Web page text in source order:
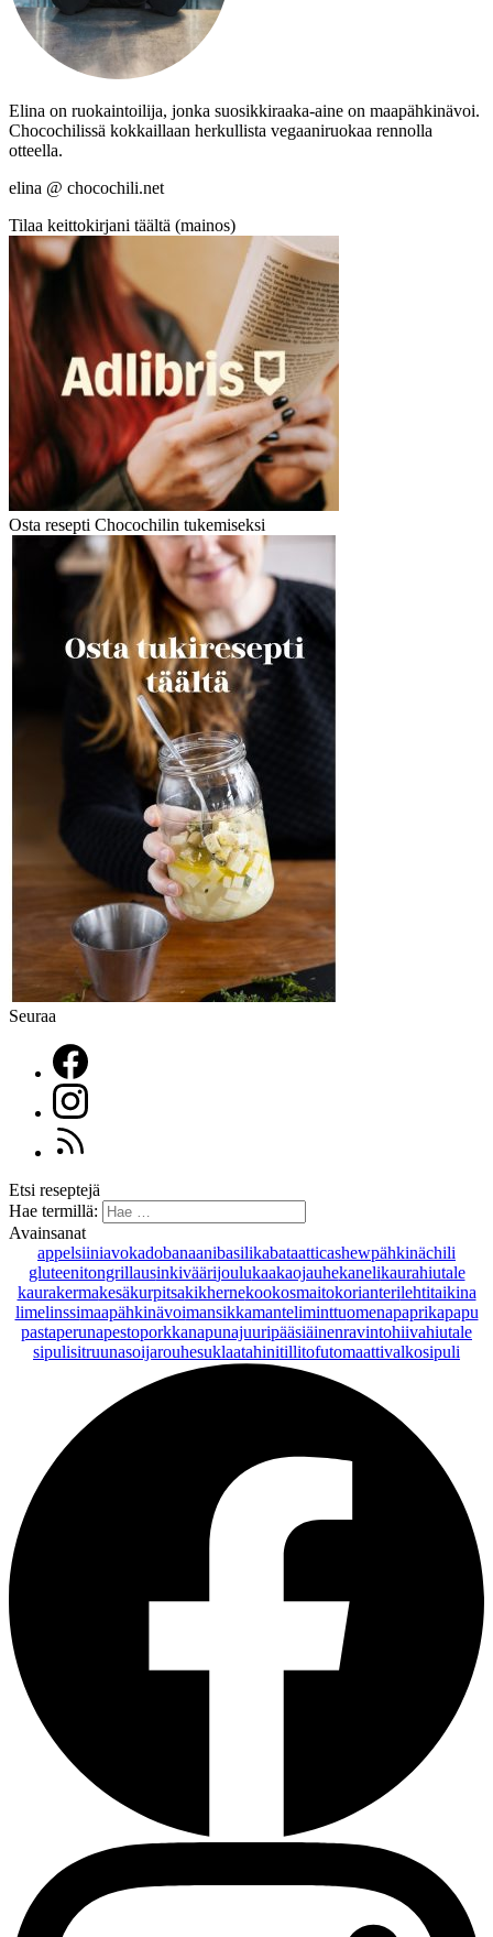
Elina on ruokaintoilija, jonka suosikkiraaka-aine on maapähkinävoi.
Chocochilissä kokkaillaan herkullista vegaaniruokaa rennolla
otteella.
elina @ chocochili.net
Tilaa keittokirjani täältä (mainos)
Osta resepti Chocochilin tukemiseksi
Seuraa
Etsi reseptejä
Hae termillä:
Avainsanat
appelsiiniavokadobanaanibasilikabataatticashewpähkinächili
gluteenitongrillausinkiväärijoulukaakaojauhekanelikaurahiutale
kaurakermakesäkurpitsakikhernekookosmaitokorianterilehtitaikina
limelinssimaapähkinävoimansikkamanteliminttuomenapaprikapapu
pastaperunapestoporkkanapunajuuripääsiäinenravintohiivahiutale
sipulisitruunasoijarouhesuklaatahinitillitofutomaattivalkosipuli